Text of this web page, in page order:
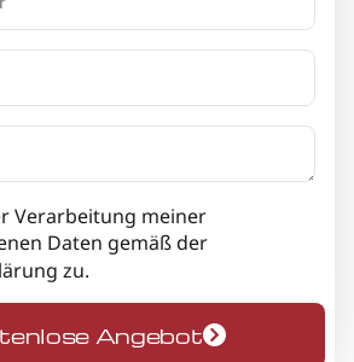
Verarbeitung meiner
Daten gemäß der
zu.
Angebot